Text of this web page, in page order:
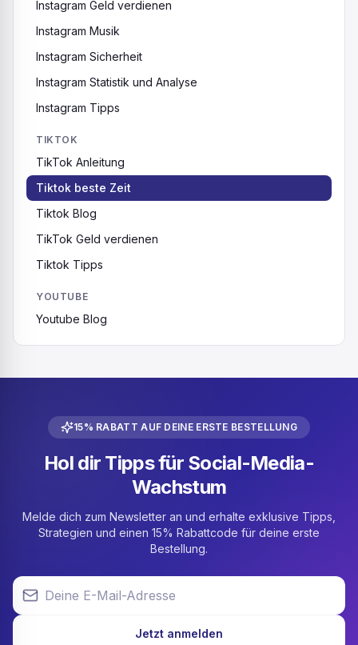
Instagram Geld verdienen
Instagram Musik
Instagram Sicherheit
Instagram Statistik und Analyse
Instagram Tipps
TIKTOK
TikTok Anleitung
Tiktok beste Zeit
Tiktok Blog
TikTok Geld verdienen
Tiktok Tipps
YOUTUBE
Youtube Blog
15% RABATT AUF DEINE ERSTE BESTELLUNG
Hol dir Tipps für Social-Media-
Wachstum
Melde dich zum Newsletter an und erhalte exklusive Tipps,
Strategien und einen 15% Rabattcode für deine erste
Bestellung.
Deine E-Mail-Adresse
Jetzt anmelden